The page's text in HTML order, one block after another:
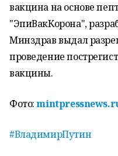
вакцина на основе
"ЭпиВакКорона",
Минздрав выдал
проведение
вакцины.
Фото:
#ВладимирПутин